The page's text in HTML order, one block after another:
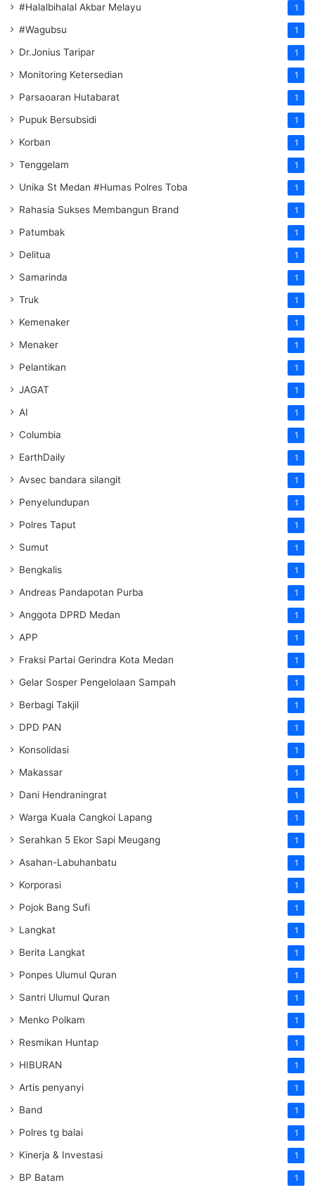
#Halalbihalal Akbar Melayu 1
#Wagubsu 1
Dr.Jonius Taripar 1
Monitoring Ketersedian 1
Parsaoaran Hutabarat 1
Pupuk Bersubsidi 1
Korban 1
Tenggelam 1
Unika St Medan #Humas Polres Toba 1
Rahasia Sukses Membangun Brand 1
Patumbak 1
Delitua 1
Samarinda 1
Truk 1
Kemenaker 1
Menaker 1
Pelantikan 1
JAGAT 1
AI 1
Columbia 1
EarthDaily 1
Avsec bandara silangit 1
Penyelundupan 1
Polres Taput 1
Sumut 1
Bengkalis 1
Andreas Pandapotan Purba 1
Anggota DPRD Medan 1
APP 1
Fraksi Partai Gerindra Kota Medan 1
Gelar Sosper Pengelolaan Sampah 1
Berbagi Takjil 1
DPD PAN 1
Konsolidasi 1
Makassar 1
Dani Hendraningrat 1
Warga Kuala Cangkoi Lapang 1
Serahkan 5 Ekor Sapi Meugang 1
Asahan-Labuhanbatu 1
Korporasi 1
Pojok Bang Sufi 1
Langkat 1
Berita Langkat 1
Ponpes Ulumul Quran 1
Santri Ulumul Quran 1
Menko Polkam 1
Resmikan Huntap 1
HIBURAN 1
Artis penyanyi 1
Band 1
Polres tg balai 1
Kinerja & Investasi 1
BP Batam 1